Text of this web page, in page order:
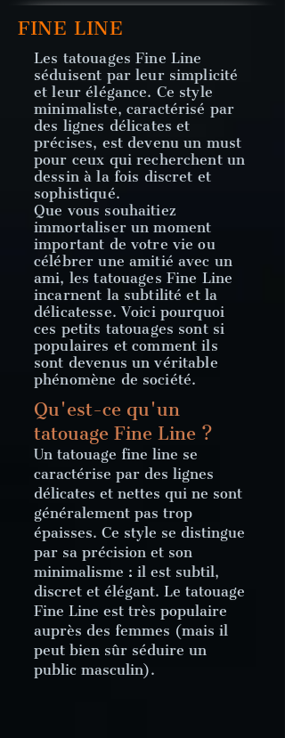
FINE LINE
Les tatouages Fine Line
séduisent par leur simplicité
et leur élégance. Ce style
minimaliste, caractérisé par
des lignes délicates et
précises, est devenu un must
pour ceux qui recherchent un
dessin à la fois discret et
sophistiqué.
Que vous souhaitiez
immortaliser un moment
important de votre vie ou
célébrer une amitié avec un
ami, les tatouages Fine Line
incarnent la subtilité et la
délicatesse. Voici pourquoi
ces petits tatouages sont si
populaires et comment ils
sont devenus un véritable
phénomène de société.
Qu'est-ce qu'un
tatouage Fine Line ?
Un tatouage fine line se
caractérise par des lignes
délicates et nettes qui ne sont
généralement pas trop
épaisses. Ce style se distingue
par sa précision et son
minimalisme : il est subtil,
discret et élégant. Le tatouage
Fine Line est très populaire
auprès des femmes (mais il
peut bien sûr séduire un
public masculin).